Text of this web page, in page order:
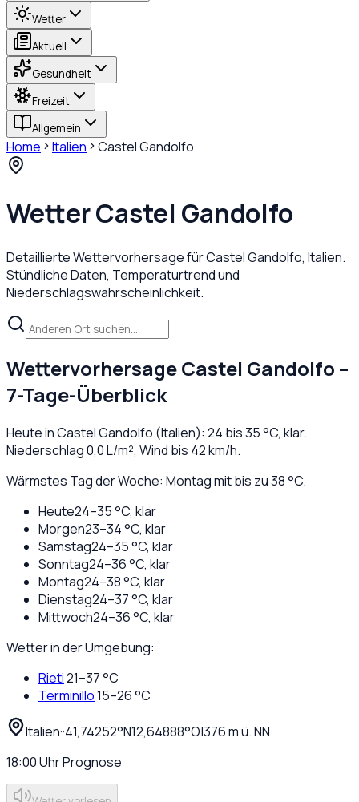
Wetter
Aktuell
Gesundheit
Freizeit
Allgemein
Home Italien Castel Gandolfo
WetterCastel Gandolfo
Detaillierte Wettervorhersage fürCastel Gandolfo, Italien.
Stündliche Daten, Temperaturtrend und
Niederschlagswahrscheinlichkeit.
WettervorhersageCastel Gandolfo –
7-Tage-Überblick
Heute inCastel Gandolfo (Italien): 24 bis35°C, klar.
Niederschlag0,0L/m², Wind bis 42km/h.
Wärmstes Tag der Woche: Montag mit bis zu 38 °C.
Heute24–35°C, klar
Morgen23–34°C, klar
Samstag24–35°C, klar
Sonntag24–36°C, klar
Montag24–38°C, klar
Dienstag24–37°C, klar
Mittwoch24–36°C, klar
Wetter in der Umgebung:
Rieti21–37°C
Terminillo15–26°C
Italien··41,74252°N12,64888°O|376m ü. NN
18:00UhrPrognose